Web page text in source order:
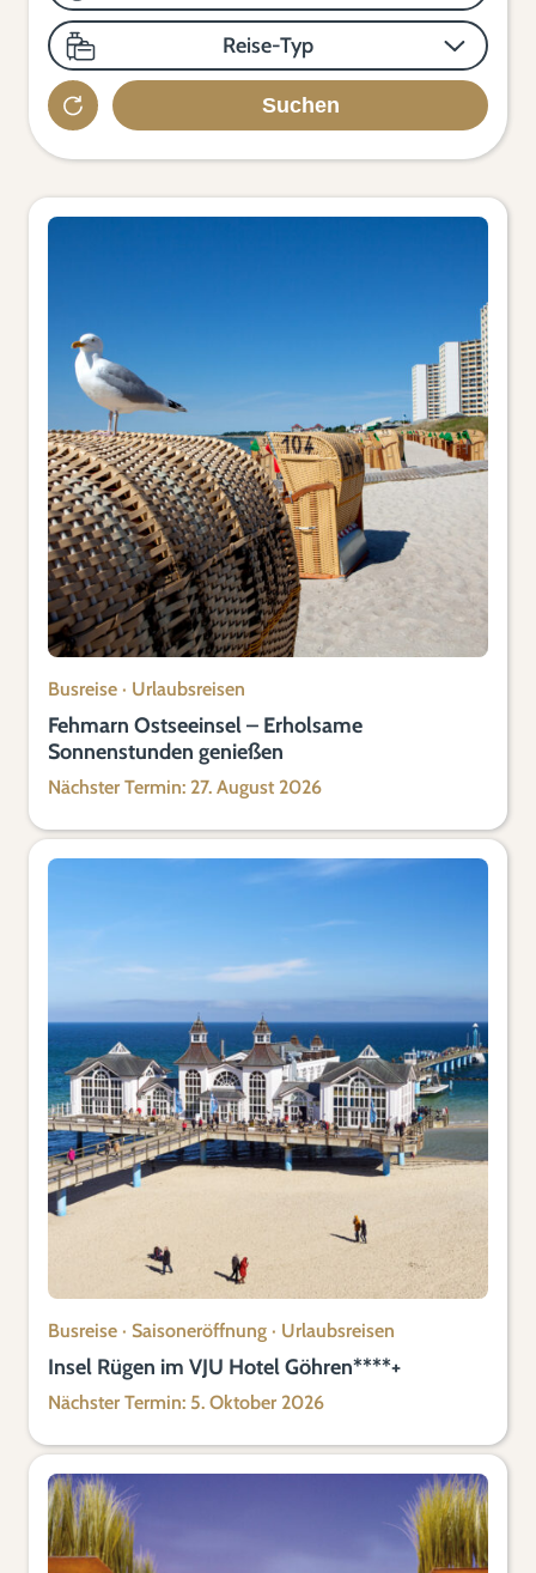
Reise-Typ
Suchen
Busreise · Urlaubsreisen
Fehmarn Ostseeinsel – Erholsame
Sonnenstunden genießen
Nächster Termin: 27. August 2026
Busreise · Saisoneröffnung · Urlaubsreisen
Insel Rügen im VJU Hotel Göhren****+
Nächster Termin: 5. Oktober 2026